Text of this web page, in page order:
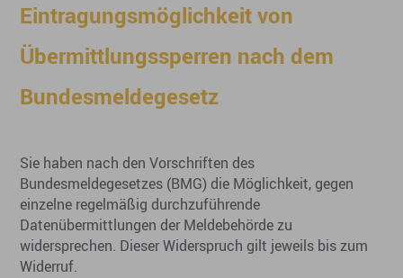
Eintragungsmöglichkeit von
Übermittlungssperren nach dem
Bundesmeldegesetz
Sie haben nach den Vorschriften des
Bundesmeldegesetzes (BMG) die Möglichkeit, gegen
einzelne regelmäßig durchzuführende
Datenübermittlungen der Meldebehörde zu
widersprechen. Dieser Widerspruch gilt jeweils bis zum
Widerruf.